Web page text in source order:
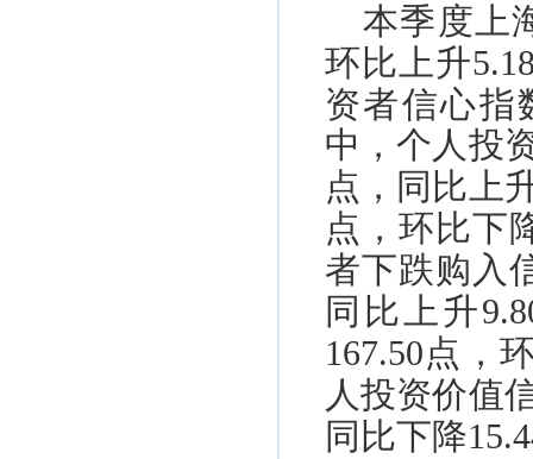
本季度上
环比上升
资者信心指
中，个人投
点，同比上
点，环比下
者下跌购入
同比上升
167.50点，
人投资价值
同比下降